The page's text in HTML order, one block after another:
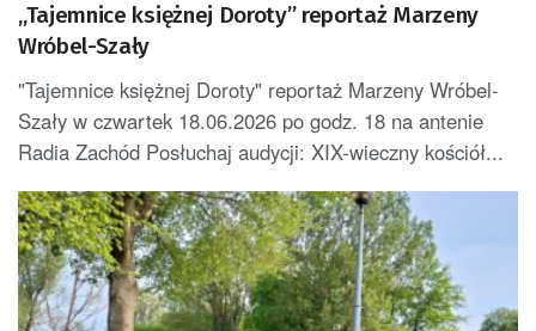
„Tajemnice księżnej Doroty” reportaż Marzeny
Wróbel-Szały
"Tajemnice księżnej Doroty" reportaż Marzeny Wróbel-
Szały w czwartek 18.06.2026 po godz. 18 na antenie
Radia Zachód Posłuchaj audycji: XIX-wieczny kościół...